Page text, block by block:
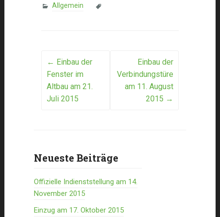
Allgemein
Post
navigation
← Einbau der
Fenster im
Altbau am 21.
Juli 2015
Einbau der
Verbindungstüre
am 11. August
2015 →
Neueste Beiträge
Offizielle Indienststellung am 14.
November 2015
Einzug am 17. Oktober 2015